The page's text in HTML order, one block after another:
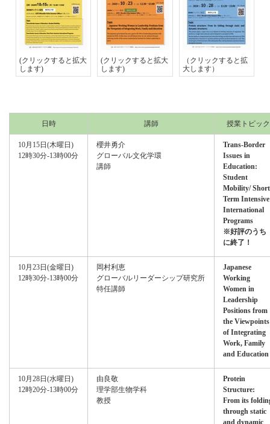
(クリックすると拡大
します)
(クリックすると拡大
します)
（クリックすると拡
大します）
日時 講師 授業トピック
10月15日(木曜日)
12時30分‐13時00分
櫻井勇介
グローバル文化学環
講師
Trans-Border
Issues in
Education:
Student
Mobility/
Term Intensive
International
Programs
※好評のうち
に終了！
10月23日(金曜日)
12時30分‐13時00分
岡村利恵
グローバルリーダーシップ研究所
特任講師
Japanese
Working
Women in
Leadership
Positions from
the Viewpoints
of Integrating
Work, Family
and Education
10月28日(水曜日)
12時20分‐13時00分
由良敬
理学部生物学科
教授
Protein
Structure:
From its
through static